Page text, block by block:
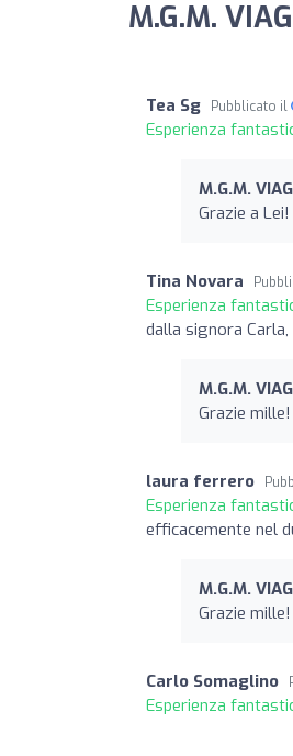
M.G.M.
Tea Sg Pubblicato il
Esperienza
M.G.M.
Grazie a Lei!
Tina Novara
Esperienza
dalla signora
M.G.M.
Grazie
laura ferrero
Esperienza
efficacemente nel
M.G.M.
Grazie
Carlo Somaglino
Esperienza